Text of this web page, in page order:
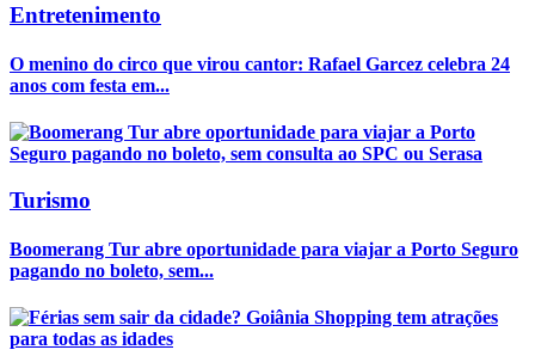
Entretenimento
O menino do circo que virou cantor: Rafael Garcez celebra 24
anos com festa em...
Turismo
Boomerang Tur abre oportunidade para viajar a Porto Seguro
pagando no boleto, sem...